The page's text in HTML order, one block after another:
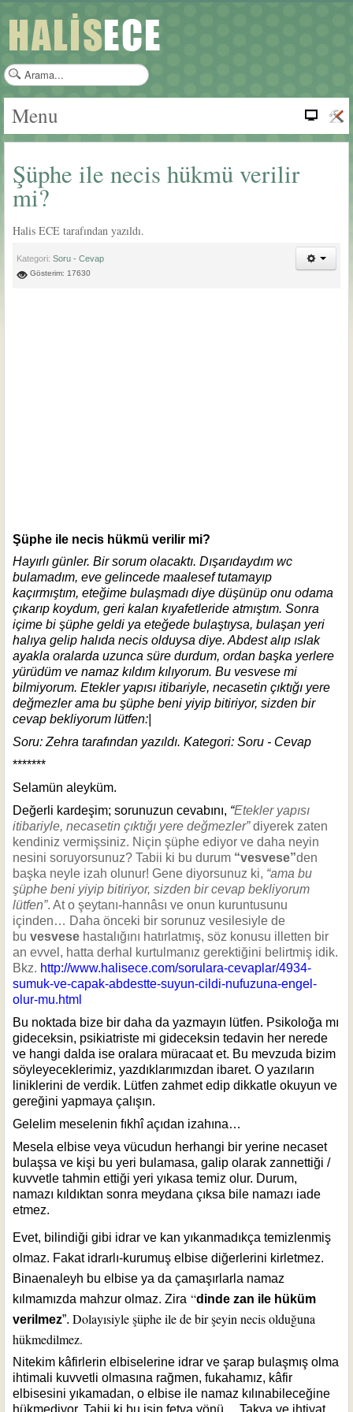
a
a
Menu
Şüphe ile necis hükmü verilir
mi?
Halis ECE tarafından yazıldı.
Kategori: Soru - Cevap
Gösterim: 17630
Şüphe ile necis hükmü verilir mi?
Hayırlı günler. Bir sorum olacaktı. Dışarıdaydım wc
bulamadım, eve gelincede maalesef tutamayıp
kaçırmıştım, eteğime bulaşmadı diye düşünüp onu odama
çıkarıp koydum, geri kalan kıyafetleride atmıştım. Sonra
içime bi şüphe geldi ya eteğede bulaştıysa, bulaşan yeri
halıya gelip halıda necis olduysa diye. Abdest alıp ıslak
ayakla oralarda uzunca süre durdum, ordan başka yerlere
yürüdüm ve namaz kıldım kılıyorum. Bu vesvese mi
bilmiyorum. Etekler yapısı itibariyle, necasetin çıktığı yere
değmezler ama bu şüphe beni yiyip bitiriyor, sizden bir
cevap bekliyorum lütfen:|
Soru: Zehra tarafından yazıldı. Kategori: Soru - Cevap
*******
Selamün aleyküm.
Değerli kardeşim; sorunuzun cevabını, “Etekler yapısı
itibariyle, necasetin çıktığı yere değmezler”diyerek zaten
kendiniz vermişsiniz. Niçin şüphe ediyor ve daha neyin
nesini soruyorsunuz? Tabii ki bu durum “vesvese”den
başka neyle izah olunur! Gene diyorsunuz ki, “ama bu
şüphe beni yiyip bitiriyor, sizden bir cevap bekliyorum
lütfen”. At o şeytanı-hannâsı ve onun kuruntusunu
içinden… Daha önceki bir sorunuz vesilesiyle de
bu vesvese hastalığını hatırlatmış, söz konusu illetten bir
an evvel, hatta derhal kurtulmanız gerektiğini belirtmiş idik.
Bkz. http://www.halisece.com/sorulara-cevaplar/4934-
sumuk-ve-capak-abdestte-suyun-cildi-nufuzuna-engel-
olur-mu.html
Bu noktada bize bir daha da yazmayın lütfen. Psikoloğa mı
gideceksin, psikiatriste mi gideceksin tedavin her nerede
ve hangi dalda ise oralara müracaat et. Bu mevzuda bizim
söyleyeceklerimiz, yazdıklarımızdan ibaret. O yazıların
liniklerini de verdik. Lütfen zahmet edip dikkatle okuyun ve
gereğini yapmaya çalışın.
Gelelim meselenin fıkhî açıdan izahına…
Mesela elbise veya vücudun herhangi bir yerine necaset
bulaşsa ve kişi bu yeri bulamasa, galip olarak zannettiği /
kuvvetle tahmin ettiği yeri yıkasa temiz olur. Durum,
namazı kıldıktan sonra meydana çıksa bile namazı iade
etmez.
Evet, bilindiği gibi idrar ve kan yıkanmadıkça temizlenmiş
olmaz. Fakat idrarlı-kurumuş elbise diğerlerini kirletmez.
Binaenaleyh bu elbise ya da çamaşırlarla namaz
kılmamızda mahzur olmaz. Zira “dinde zan ile hüküm
verilmez”. Dolayısiyle şüphe ile de bir şeyin necis olduğuna
hükmedilmez.
Nitekim kâfirlerin elbiselerine idrar ve şarap bulaşmış olma
ihtimali kuvvetli olmasına rağmen, fukahamız, kâfir
elbisesini yıkamadan, o elbise ile namaz kılınabileceğine
hükmediyor. Tabii ki bu işin fetva yönü… Takva ve ihtiyat